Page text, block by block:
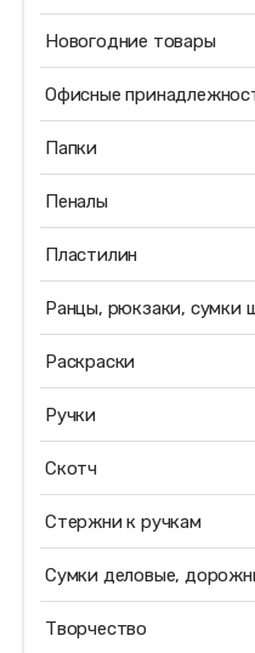
Новогодние товары
Офисные
Папки
Пеналы
Пластилин
Ранцы, рюкзаки, сумки
Раскраски
Ручки
Скотч
Стержни к ручкам
Сумки деловые,
Творчество